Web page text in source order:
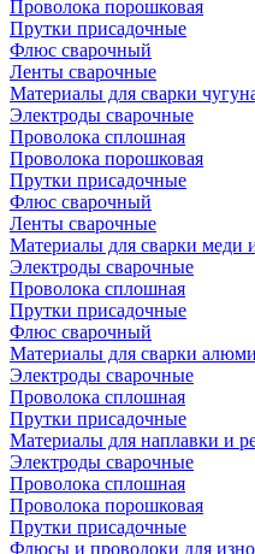
Проволока порошковая
Прутки присадочные
Флюс сварочный
Ленты сварочные
Материалы для сварки
Электроды сварочные
Проволока сплошная
Проволока порошковая
Прутки присадочные
Флюс сварочный
Ленты сварочные
Материалы для сварки меди
Электроды сварочные
Проволока сплошная
Прутки присадочные
Флюс сварочный
Материалы для сварки
Электроды сварочные
Проволока сплошная
Прутки присадочные
Материалы для наплавки и
Электроды сварочные
Проволока сплошная
Проволока порошковая
Прутки присадочные
Флюсы и проволоки для